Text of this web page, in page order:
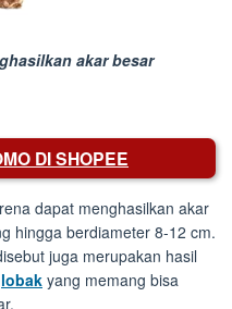
akar besar
DI SHOPEE
dapat menghasilkan akar
hingga berdiameter 8-12 cm.
juga merupakan hasil
lobak yang memang bisa